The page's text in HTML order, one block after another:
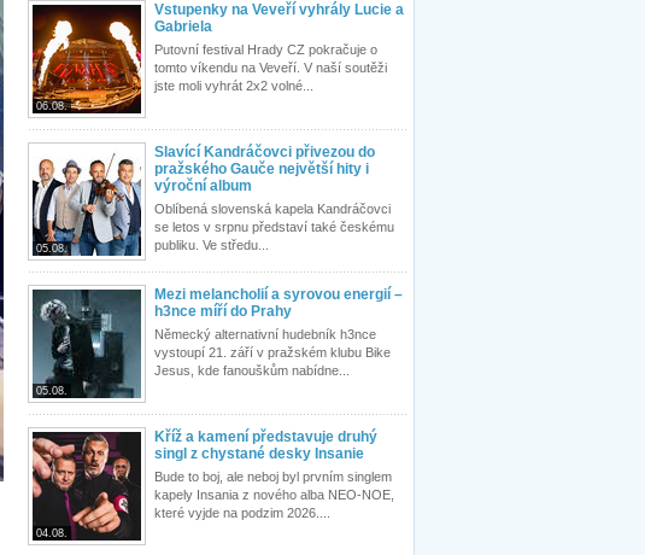
06.08.
Vstupenky na Veveří vyhrály Lucie a
Gabriela
Putovní festival Hrady CZ pokračuje o
tomto víkendu na Veveří. V naší soutěži
jste moli vyhrát 2x2 volné...
05.08.
Slavící Kandráčovci přivezou do
pražského Gauče největší hity i
výroční album
Oblíbená slovenská kapela Kandráčovci
se letos v srpnu představí také českému
publiku. Ve středu...
05.08.
Mezi melancholií a syrovou energií –
h3nce míří do Prahy
Německý alternativní hudebník h3nce
vystoupí 21. září v pražském klubu Bike
Jesus, kde fanouškům nabídne...
04.08.
Kříž a kamení představuje druhý
singl z chystané desky Insanie
Bude to boj, ale neboj byl prvním singlem
kapely Insania z nového alba NEO-NOE,
které vyjde na podzim 2026....